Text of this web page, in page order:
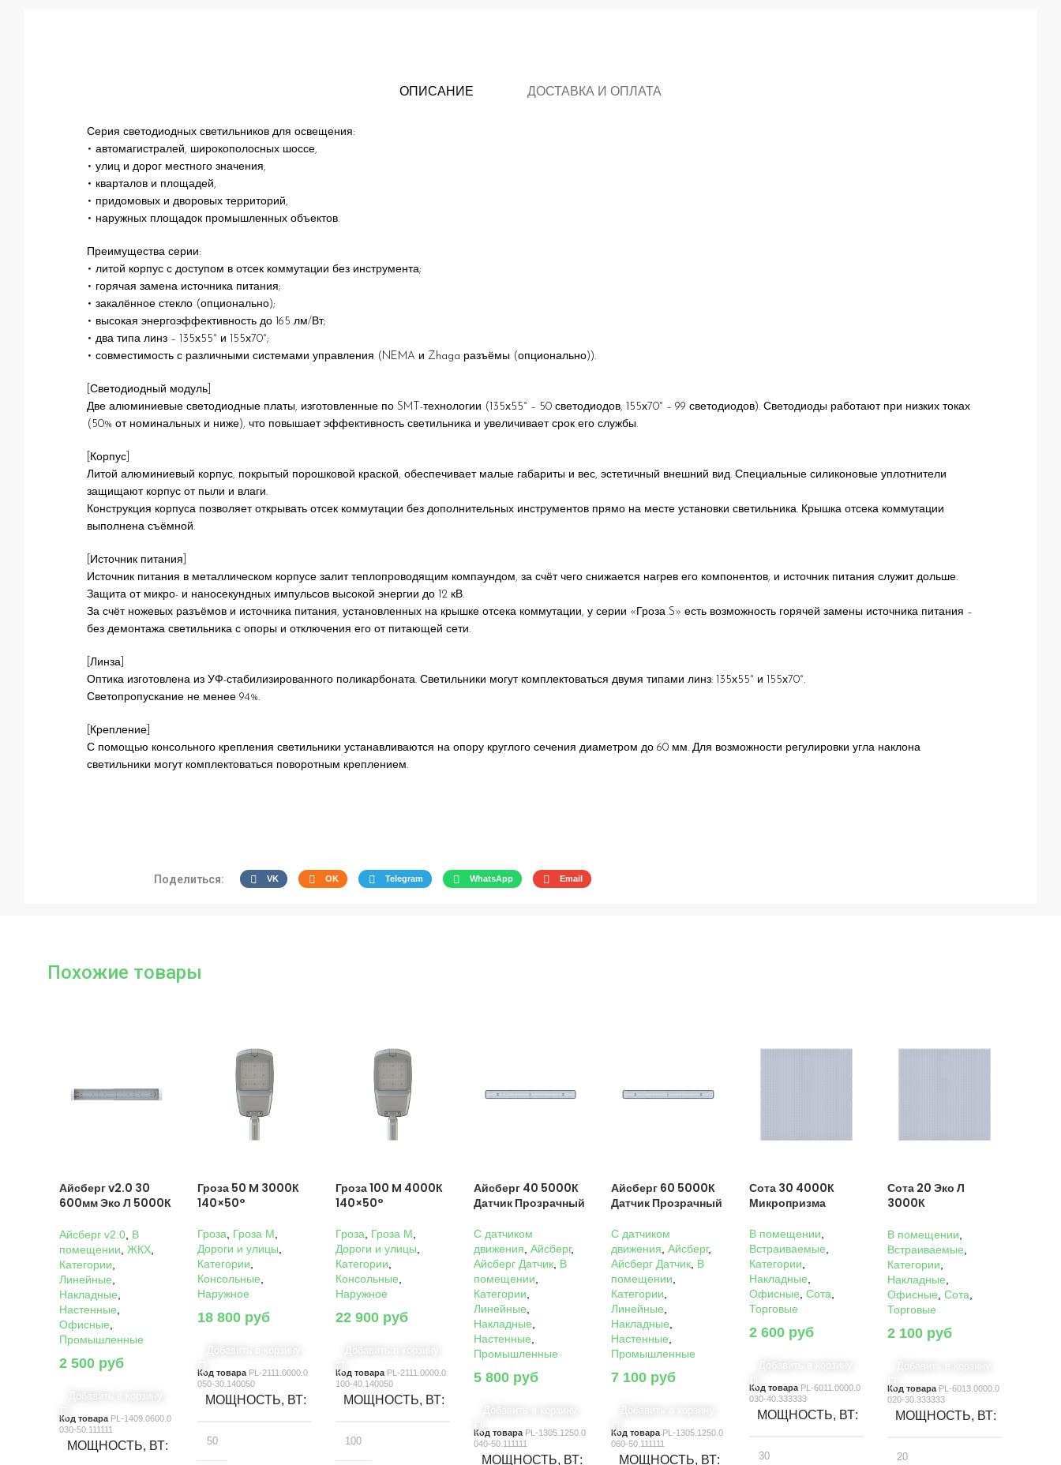
ОПИСАНИЕ ДОСТАВКА И ОПЛАТА
Серия светодиодных светильников для освещения:
• автомагистралей, широкополосных шоссе,
• улиц и дорог местного значения,
• кварталов и площадей,
• придомовых и дворовых территорий,
• наружных площадок промышленных объектов.
Преимущества серии:
• литой корпус с доступом в отсек коммутации без инструмента;
• горячая замена источника питания;
• закалённое стекло (опционально);
• высокая энергоэффективность до 165 лм/Вт;
• два типа линз – 135х55° и 155х70°;
• совместимость с различными системами управления (NEMA и Zhaga разъёмы (опционально)).
[Светодиодный модуль]
Две алюминиевые светодиодные платы, изготовленные по SMT-технологии (135х55° – 50 светодиодов, 155х70° – 99 светодиодов). Светодиоды работают при низких токах
(50% от номинальных и ниже), что повышает эффективность светильника и увеличивает срок его службы.
[Корпус]
Литой алюминиевый корпус, покрытый порошковой краской, обеспечивает малые габариты и вес, эстетичный внешний вид. Специальные силиконовые уплотнители
защищают корпус от пыли и влаги.
Конструкция корпуса позволяет открывать отсек коммутации без дополнительных инструментов прямо на месте установки светильника. Крышка отсека коммутации
выполнена съёмной.
[Источник питания]
Источник питания в металлическом корпусе залит теплопроводящим компаундом, за счёт чего снижается нагрев его компонентов, и источник питания служит дольше.
Защита от микро- и наносекундных импульсов высокой энергии до 12 кВ.
За счёт ножевых разъёмов и источника питания, установленных на крышке отсека коммутации, у серии «Гроза S» есть возможность горячей замены источника питания –
без демонтажа светильника с опоры и отключения его от питающей сети.
[Линза]
Оптика изготовлена из УФ-стабилизированного поликарбоната. Светильники могут комплектоваться двумя типами линз: 135х55° и 155х70°.
Светопропускание не менее 94%.
[Крепление]
С помощью консольного крепления светильники устанавливаются на опору круглого сечения диаметром до 60 мм. Для возможности регулировки угла наклона
светильники могут комплектоваться поворотным креплением.
Поделиться: VK OK Telegram WhatsApp Email
Похожие товары
Айсберг v2.0 30
600мм Эко Л 5000К
Айсберг v2.0 В
помещении ЖКХ
Категории
Линейные
Накладные
Настенные
Офисные
Промышленные
2 500 руб
Код товара PL-1409.0600.0
030-50.111111
МОЩНОСТЬ, ВТ
Гроза 50 M 3000К
140×50°
Гроза Гроза M
Дороги и улицы
Категории
Консольные
Наружное
18 800 руб
Код товара PL-2111.0000.0
050-30.140050
МОЩНОСТЬ, ВТ
50
Гроза 100 M 4000К
140×50°
Гроза Гроза M
Дороги и улицы
Категории
Консольные
Наружное
22 900 руб
Код товара PL-2111.0000.0
100-40.140050
МОЩНОСТЬ, ВТ
100
Айсберг 40 5000К
Датчик Прозрачный
C датчиком
движения Айсберг,
Айсберг Датчик, В
помещении
Категории
Линейные
Накладные
Настенные
Промышленные
5 800 руб
Код товара PL-1305.1250.0
040-50.111111
МОЩНОСТЬ, ВТ
Айсберг 60 5000К
Датчик Прозрачный
C датчиком
движения ,Айсберг,
Айсберг Датчик В
помещении
Категории
Линейные
Накладные
Настенные
Промышленные
7 100 руб
Код товара PL-1305.1250.0
060-50.111111
МОЩНОСТЬ, ВТ
Сота 30 4000К
Микропризма
В помещении
Встраиваемые
Категории
Накладные
Офисные ,Сота
Торговые
2 600 руб
Код товара PL-6011.0000.0
030-40.333333
МОЩНОСТЬ, ВТ
30
Сота 20 Эко Л
3000К
В помещении
Встраиваемые
Категории
Накладные
Офисные ,Сота
Торговые
2 100 руб
Код товара PL-6013.0000.0
020-30.333333
МОЩНОСТЬ, ВТ
20